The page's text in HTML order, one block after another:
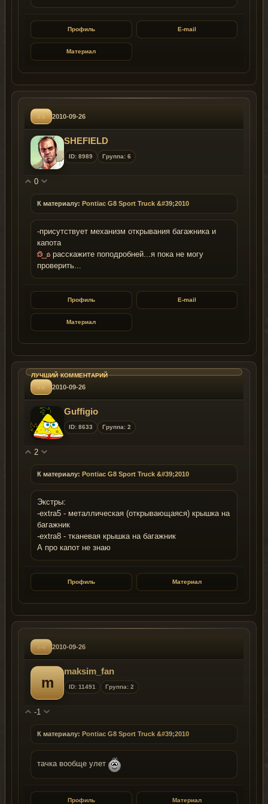
Профиль E-mail
Материал
#5 2010-09-26
SHEFIELD
ID: 8989 Группа: 6
0
К материалу: Pontiac G8 Sport Truck &#39;2010
-присутствует механизм открывания багажника и
капота
расскажите поподробней...я пока не могу
проверить...
Профиль E-mail
Материал
#6 2010-09-26
Guffigio
ID: 8633 Группа: 2
2
К материалу: Pontiac G8 Sport Truck &#39;2010
Экстры:
-extra5 - металлическая (открывающаяся) крышка на
багажник
-extra8 - тканевая крышка на багажник
А про капот не знаю
Профиль Материал
#4 2010-09-26
m
maksim_fan
ID: 11491 Группа: 2
-1
К материалу: Pontiac G8 Sport Truck &#39;2010
тачка вообще улет
Профиль Материал